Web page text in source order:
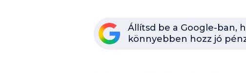
Állítsd be a Google-ban,
könnyebben hozz jó